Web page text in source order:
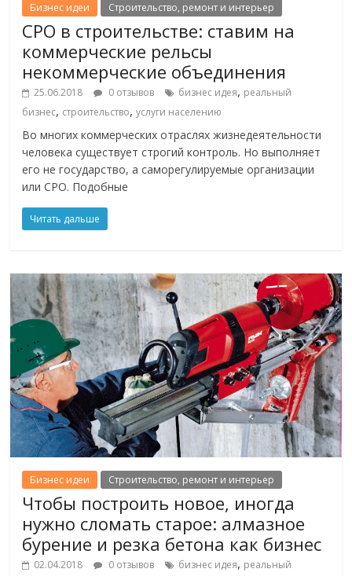
Бизнес идеи Строительство, ремонт и интерьер
СРО в строительстве: ставим на
коммерческие рельсы
некоммерческие объединения
25.06.2018 0 отзывов бизнес идея, реальный
бизнес, строительство,услуги населению
Во многих коммерческих отраслях жизнедеятельности
человека существует строгий контроль. Но выполняет
его не государство, а саморегулируемые организации
или СРО. Подобные
Читать дальше
Бизнес идеи Строительство, ремонт и интерьер
Чтобы построить новое, иногда
нужно сломать старое: алмазное
бурение и резка бетона как бизнес
02.04.2018 0 отзывов бизнес идея, реальный